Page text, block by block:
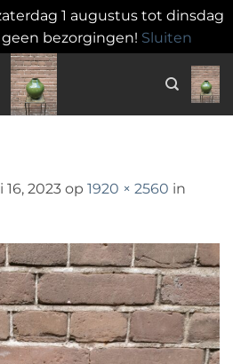
1 augustus tot dinsdag
bezorgingen! Sluiten
2023 op 1920 × 2560 in